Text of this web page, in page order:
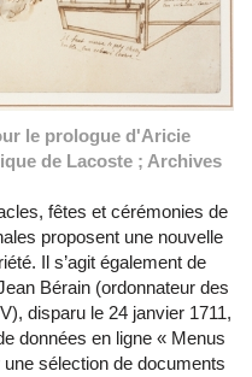
le prologue d'Aricie
de Lacoste ; Archives
fêtes et cérémonies de
proposent une nouvelle
Il s’agit également de
Bérain (ordonnateur des
disparu le 24 janvier 1711,
données en ligne « Menus
sélection de documents